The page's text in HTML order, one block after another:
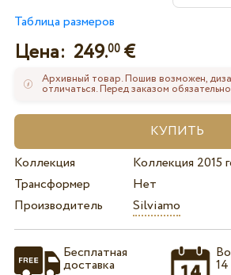
Таблица размеров
Цена: 249.00€
Архивный товар. Пошив возможен,
отличаться. Перед заказом
Коллекция
Коллекция 2015
Трансформер
Нет
Производитель
Silviamo
Бесплатная
доставка